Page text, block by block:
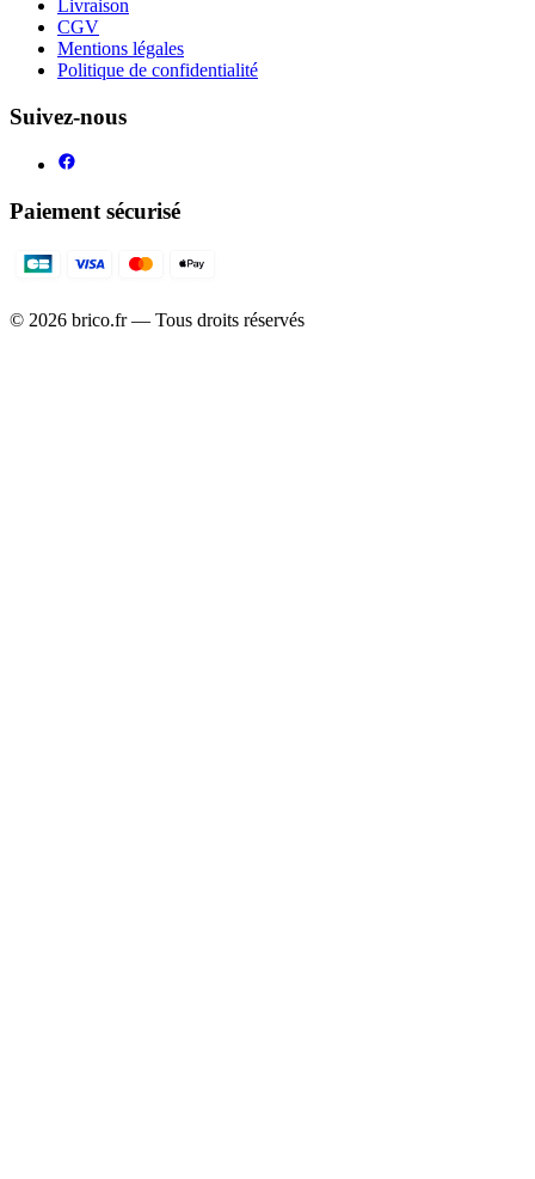
Livraison
CGV
Mentions légales
Politique de confidentialité
Suivez-nous
Paiement sécurisé
© 2026 brico.fr — Tous droits réservés